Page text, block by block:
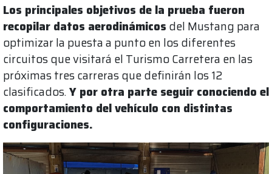
Los principales objetivos de la prueba fueron
recopilar datos aerodinámicos del Mustang para
optimizar la puesta a punto en los diferentes
circuitos que visitará el Turismo Carretera en las
próximas tres carreras que definirán los 12
clasificados.Y por otra parte seguir conociendo el
comportamiento del vehículo con distintas
configuraciones.